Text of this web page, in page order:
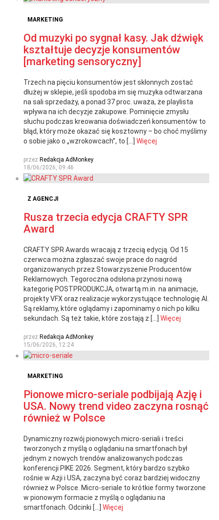
MARKETING
Od muzyki po sygnał kasy. Jak dźwięk
kształtuje decyzje konsumentów
[marketing sensoryczny]
Trzech na pięciu konsumentów jest skłonnych zostać
dłużej w sklepie, jeśli spodoba im się muzyka odtwarzana
na sali sprzedaży, a ponad 37 proc. uważa, że playlista
wpływa na ich decyzje zakupowe. Pominięcie zmysłu
słuchu podczas kreowania doświadczeń konsumentów to
błąd, który może okazać się kosztowny – bo choć myślimy
o sobie jako o „wzrokowcach”, to […] Więcej
przez Redakcja AdMonkey
18/06/2026, 09:46
Z AGENCJI
Rusza trzecia edycja CRAFTY SPR
Award
CRAFTY SPR Awards wracają z trzecią edycją. Od 15
czerwca można zgłaszać swoje prace do nagród
organizowanych przez Stowarzyszenie Producentów
Reklamowych. Tegoroczna odsłona przynosi nową
kategorię POSTPRODUKCJA, otwartą m.in. na animacje,
projekty VFX oraz realizacje wykorzystujące technologię AI.
Są reklamy, które oglądamy i zapominamy o nich po kilku
sekundach. Są też takie, które zostają z […] Więcej
przez Redakcja AdMonkey
15/06/2026, 12:24
MARKETING
Pionowe micro-seriale podbijają Azję i
USA. Nowy trend video zaczyna rosnąć
również w Polsce
Dynamiczny rozwój pionowych micro-seriali i treści
tworzonych z myślą o oglądaniu na smartfonach był
jednym z nowych trendów analizowanych podczas
konferencji PIKE 2026. Segment, który bardzo szybko
rośnie w Azji i USA, zaczyna być coraz bardziej widoczny
również w Polsce. Micro-seriale to krótkie formy tworzone
w pionowym formacie z myślą o oglądaniu na
smartfonach. Odcinki […] Więcej